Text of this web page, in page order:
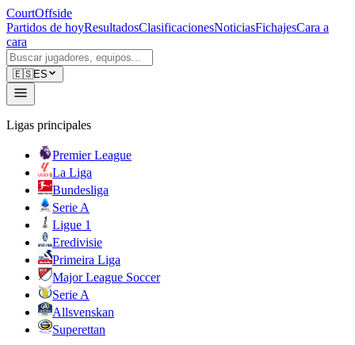
CourtOffside
Partidos de hoyResultadosClasificacionesNoticiasFichajesCara a
cara
🇪🇸ES
Ligas principales
Premier League
La Liga
Bundesliga
Serie A
Ligue 1
Eredivisie
Primeira Liga
Major League Soccer
Serie A
Allsvenskan
Superettan